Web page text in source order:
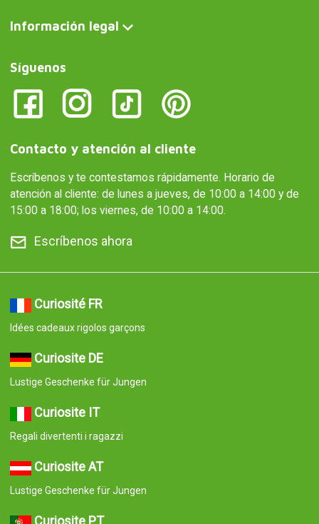
Información legal
Síguenos
Contacto y atención al cliente
Escríbenos y te contestamos rápidamente. Horario de
atención al cliente: de lunes a jueves, de 10:00 a 14:00 y de
15:00 a 18:00; los viernes, de 10:00 a 14:00.
Escríbenos ahora
Curiosité FR
Idées cadeaux rigolos garçons
Curiosite DE
Lustige Geschenke für Jungen
Curiosite IT
Regali divertenti i ragazzi
Curiosite AT
Lustige Geschenke für Jungen